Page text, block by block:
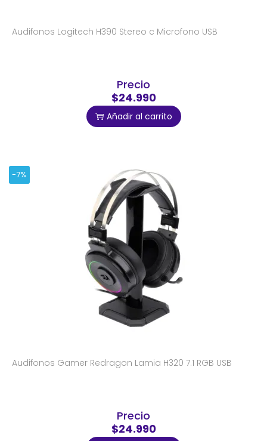
Audifonos Logitech H390 Stereo c Microfono USB
Precio
$24.990
Añadir al carrito
-7%
Audifonos Gamer Redragon Lamia H320 7.1 RGB USB
Precio
$24.990